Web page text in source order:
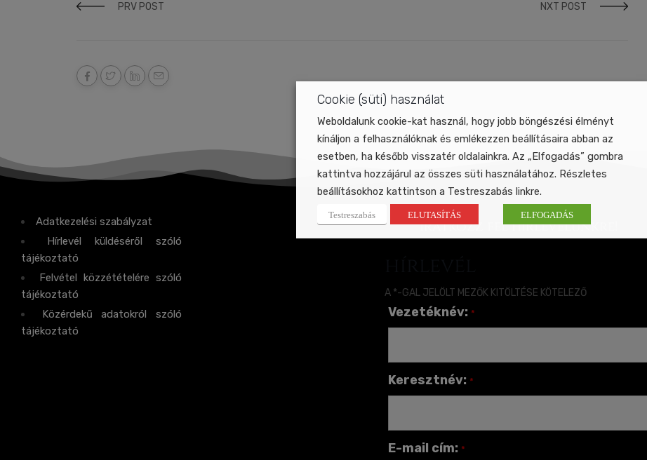
PRV POST NXT POST
Adatkezelési szabályzat
Hírlevél küldéséről szóló
tájékoztató
Felvétel közzétételére szóló
tájékoztató
Közérdekű adatokról szóló
tájékoztató
Iratkozz fel hírlevelünkre!
A *-GAL JELÖLT MEZŐK KITÖLTÉSE KÖTELEZŐ
Vezetéknév: *
Keresztnév: *
E-mail cím: *
Cookie (süti) használat
Weboldalunk cookie-kat használ, hogy jobb böngészési élményt
kínáljon a felhasználóknak és emlékezzen beállításaira abban az
esetben, ha később visszatér oldalainkra. Az „Elfogadás” gombra
kattintva hozzájárul az összes süti használatához. Részletes
beállításokhoz kattintson a Testreszabás linkre.
Testreszabás ELUTASÍTÁS ELFOGADÁS